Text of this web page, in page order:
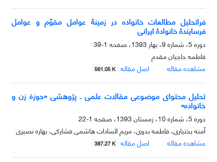
فراتحلیل مطالعات خانواده در زمینۀ عوامل مقوّم و عوامل
فرسایندۀ خانوادۀ ایرانی
دوره 5، شماره 9، بهار 1393، صفحه
1-39
فاطمه حاجیان مقدم
مشاهده مقاله
اصل مقاله 561.05 K
تحلیل محتوای موضوعی مقالات علمی ـ پژوهشی «حوزة زن و
خانواده»
دوره 5، شماره 10، زمستان 1393، صفحه
1-22
آمنه بختیاری، فاطمه بدوی، مریم السادات هاشمی فشارکی، بهاره نصیری
مشاهده مقاله
اصل مقاله 387.27 K